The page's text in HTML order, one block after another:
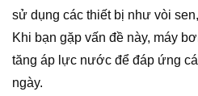
sử dụng các thiết bị như vòi
Khi bạn gặp vấn đề này, máy
tăng áp lực nước để đáp ứng
ngày.